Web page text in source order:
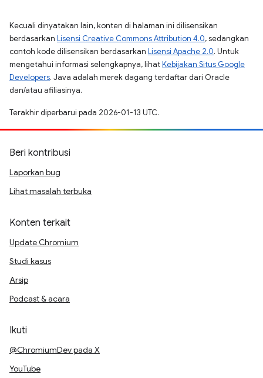
Kecuali dinyatakan lain, konten di halaman ini dilisensikan
berdasarkan Lisensi Creative Commons Attribution 4.0, sedangkan
contoh kode dilisensikan berdasarkan Lisensi Apache 2.0. Untuk
mengetahui informasi selengkapnya, lihatKebijakan Situs Google
Developers. Java adalah merek dagang terdaftar dari Oracle
dan/atau afiliasinya.
Terakhir diperbarui pada 2026-01-13 UTC.
Beri kontribusi
Laporkan bug
Lihat masalah terbuka
Konten terkait
Update Chromium
Studi kasus
Arsip
Podcast & acara
Ikuti
@ChromiumDev pada X
YouTube